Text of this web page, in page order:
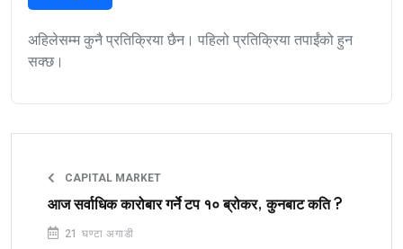
अहिलेसम्म कुनै प्रतिक्रिया छैन। पहिलो प्रतिक्रिया तपाईंको हुन
सक्छ।
CAPITAL MARKET
आज सर्वाधिक कारोबार गर्ने टप १० ब्रोकर, कुनबाट कति ?
21 घण्टा अगाडी